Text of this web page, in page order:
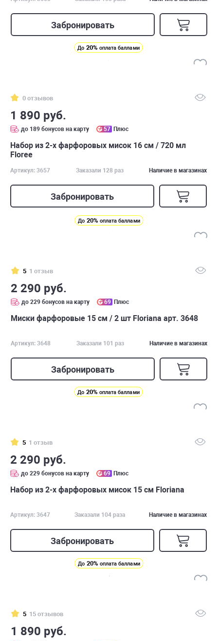
Забронировать
До 20% оплата баллами
0 отзывов
1 890 руб.
до 189 бонусов на карту 57 Плюс
Набор из 2-х фарфоровых мисок 16 см / 720 мл
Floree
Артикул: 3657 Заказали 128 раз Наличие в магазинах
Забронировать
До 20% оплата баллами
5 1 отзыв
2 290 руб.
до 229 бонусов на карту 69 Плюс
Миски фарфоровые 15 см / 2 шт Floriana арт. 3648
Артикул: 3648 Заказали 101 раз Наличие в магазинах
Забронировать
До 20% оплата баллами
5 1 отзыв
2 290 руб.
до 229 бонусов на карту 69 Плюс
Набор из 2-х фарфоровых мисок 15 см Floriana
Артикул: 3647 Заказали 104 раза Наличие в магазинах
Забронировать
До 20% оплата баллами
5 15 отзывов
1 890 руб.